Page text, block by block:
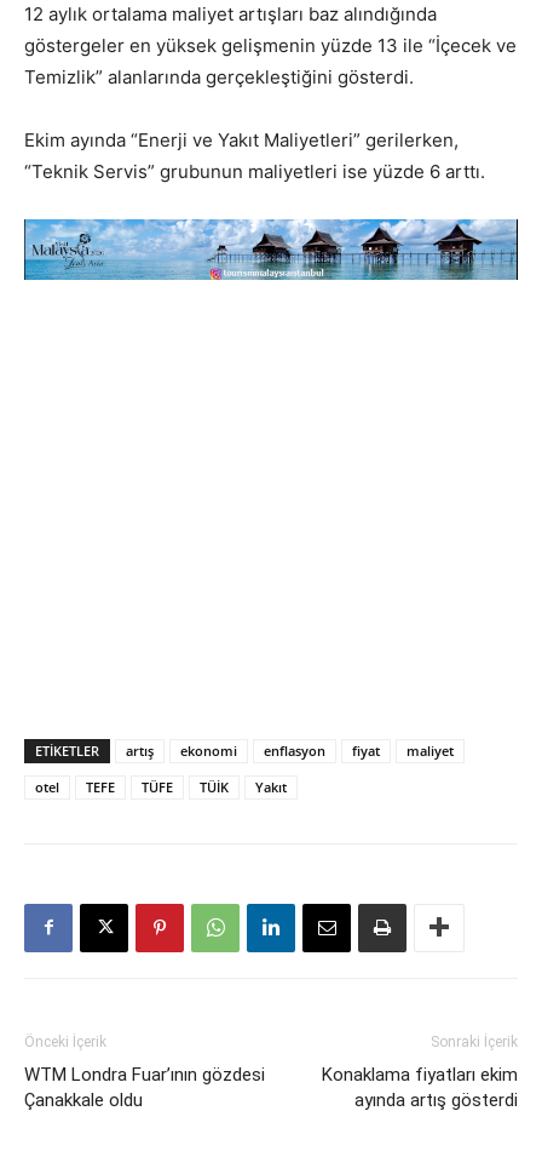
12 aylık ortalama maliyet artışları baz alındığında
göstergeler en yüksek gelişmenin yüzde 13 ile “İçecek ve
Temizlik” alanlarında gerçekleştiğini gösterdi.
Ekim ayında “Enerji ve Yakıt Maliyetleri” gerilerken,
“Teknik Servis” grubunun maliyetleri ise yüzde 6 arttı.
ETIKETLER artış ekonomi enflasyon fiyat
maliyet
otel
TEFE TÜFE TÜİK Yakıt
Önceki İçerik
WTM Londra Fuar’ının gözdesi
Çanakkale oldu
Sonraki İçerik
Konaklama fiyatları ekim
ayında artış gösterdi